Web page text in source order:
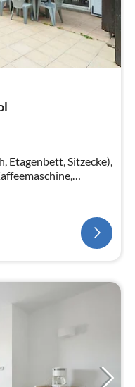
Etagenbett, Sitzecke),
),